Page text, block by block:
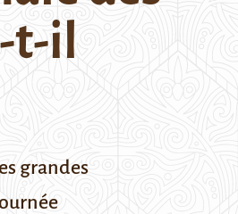
t-il
grandes